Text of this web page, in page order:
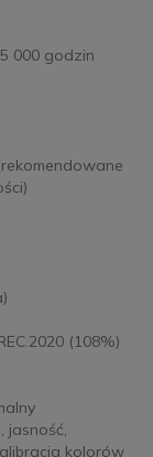
000 godzin
(108%)
jasność,
kolorów